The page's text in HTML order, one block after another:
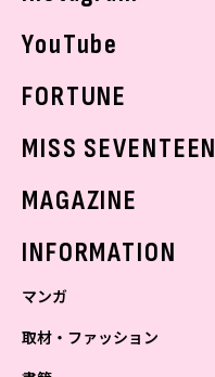
YouTube
FORTUNE
MISS SEVENTEEN
MAGAZINE
INFORMATION
マンガ
少年マンガ
取材・ファッション